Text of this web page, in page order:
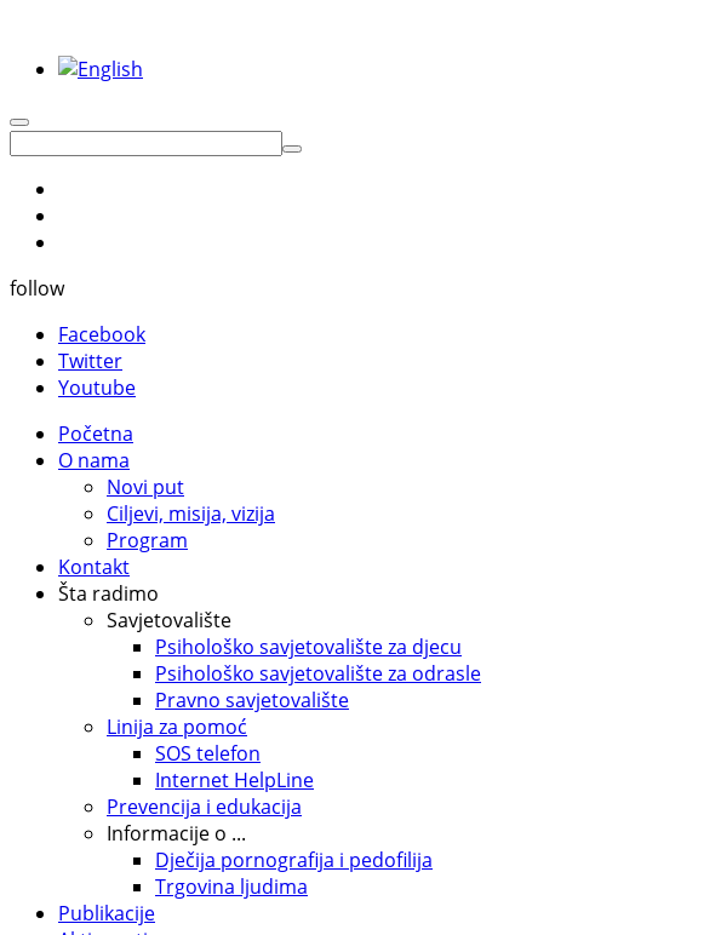
follow
Facebook
Twitter
Youtube
Početna
O nama
Novi put
Ciljevi, misija, vizija
Program
Kontakt
Šta radimo
Savjetovalište
Psihološko savjetovalište za djecu
Psihološko savjetovalište za odrasle
Pravno savjetovalište
Linija za pomoć
SOS telefon
Internet HelpLine
Prevencija i edukacija
Informacije o ...
Dječija pornografija i pedofilija
Trgovina ljudima
Publikacije